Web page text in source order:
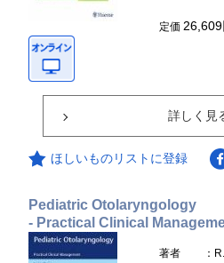
定価
詳しく見
ほしいものリストに登録
Pediatric Otolaryngology
- Practical Clinical
著者
：